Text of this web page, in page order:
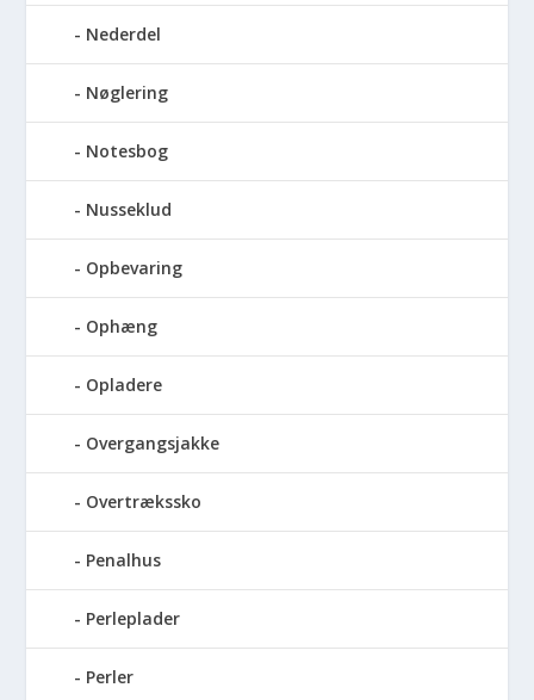
Nederdel
Nøglering
Notesbog
Nusseklud
Opbevaring
Ophæng
Opladere
Overgangsjakke
Overtrækssko
Penalhus
Perleplader
Perler